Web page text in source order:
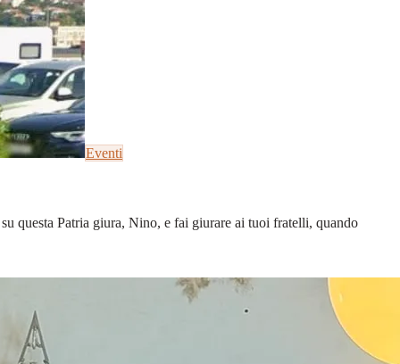
Eventi
questa Patria giura, Nino, e fai giurare ai tuoi fratelli, quando